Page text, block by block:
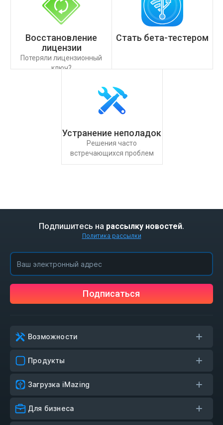
Восстановление
лицензии
Потеряли лицензионный
ключ?
Стать бета-тестером
Устранение неполадок
Решения часто
встречающихся проблем
Подпишитесь на рассылку новостей.
Политика рассылки
Подписаться
Возможности
Продукты
Загрузка iMazing
Для бизнеса